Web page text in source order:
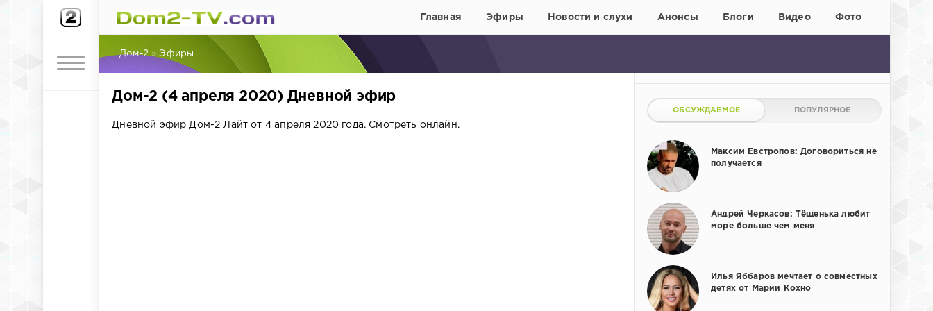
Главная Эфиры Новости и слухи Анонсы Блоги Видео Фото
Дом-2 »Эфиры
Дом-2 (4 апреля 2020) Дневной эфир
Дневной эфир Дом-2 Лайт от 4 апреля 2020 года. Смотреть онлайн.
ОБСУЖДАЕМОЕ ПОПУЛЯРНОЕ
Максим Евстропов: Договориться не
получается
Андрей Черкасов: Тёщенька любит
море больше чем меня
Илья Яббаров мечтает о совместных
детях от Марии Кохно